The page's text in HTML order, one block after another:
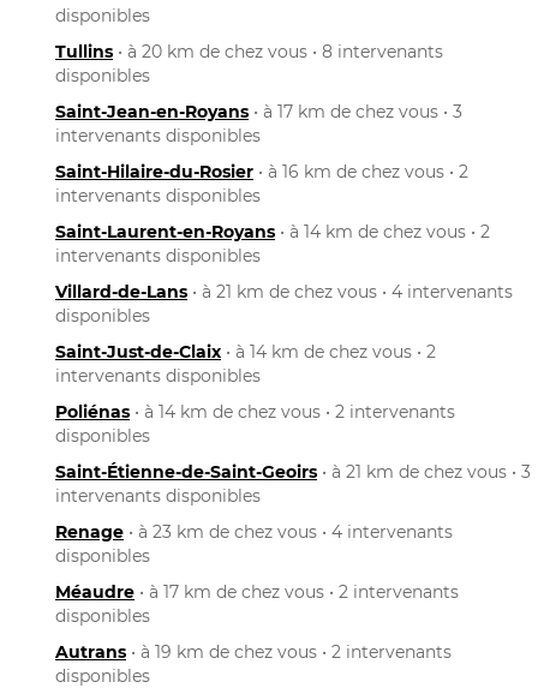
disponibles
Tullins • à 20 km de chez vous • 8 intervenants
disponibles
Saint-Jean-en-Royans • à 17 km de chez vous • 3
intervenants disponibles
Saint-Hilaire-du-Rosier • à 16 km de chez vous • 2
intervenants disponibles
Saint-Laurent-en-Royans • à 14 km de chez vous • 2
intervenants disponibles
Villard-de-Lans • à 21 km de chez vous • 4 intervenants
disponibles
Saint-Just-de-Claix • à 14 km de chez vous • 2
intervenants disponibles
Poliénas • à 14 km de chez vous • 2 intervenants
disponibles
Saint-Étienne-de-Saint-Geoirs • à 21 km de chez vous • 3
intervenants disponibles
Renage • à 23 km de chez vous • 4 intervenants
disponibles
Méaudre • à 17 km de chez vous • 2 intervenants
disponibles
Autrans • à 19 km de chez vous • 2 intervenants
disponibles